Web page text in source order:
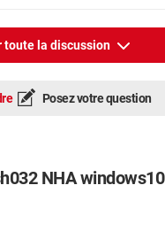
toute la discussion
Posez votre question
NHA windows10